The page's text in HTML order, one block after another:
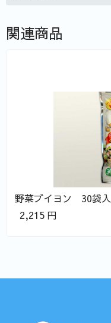
関連商品
野菜ブイヨン 30袋入
2,215 円